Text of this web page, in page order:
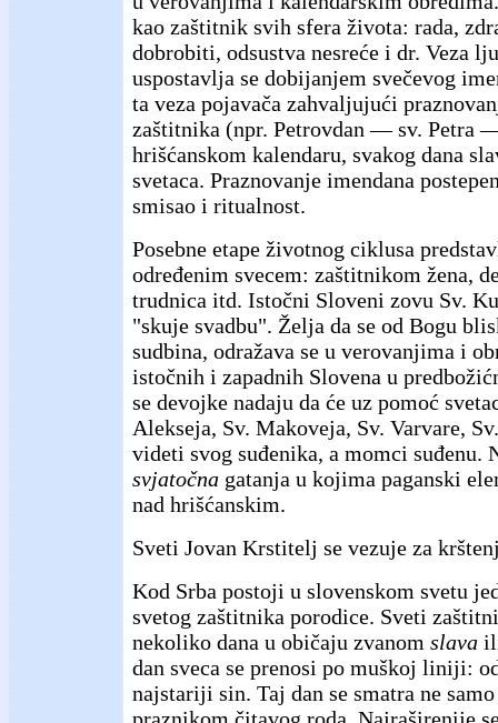
kao zaštitnik svih sfera života: rada,
dobrobiti, odsustva nesreće i dr. Veza
uspostavlja se dobijanjem svečevog
ta veza pojavača zahvaljujući
zaštitnika (npr. Petrovdan — sv. Petra
hrišćanskom kalendaru, svakog dana
svetaca. Praznovanje imendana
smisao i ritualnost.
Posebne etape životnog ciklusa
određenim svecem: zaštitnikom žena,
trudnica itd. Istočni Sloveni zovu Sv.
"skuje svadbu". Želja da se od Bogu
sudbina, odražava se u verovanjima i
istočnih i zapadnih Slovena u
se devojke nadaju da će uz pomoć
Alekseja, Sv. Makoveja, Sv. Varvare,
videti svog suđenika, a momci suđenu.
svjatočna gatanja u kojima paganski
nad hrišćanskim.
Sveti Jovan Krstitelj se vezuje za
Kod Srba postoji u slovenskom svetu
svetog zaštitnika porodice. Sveti
nekoliko dana u običaju zvanom slava
dan sveca se prenosi po muškoj liniji:
najstariji sin. Taj dan se smatra ne